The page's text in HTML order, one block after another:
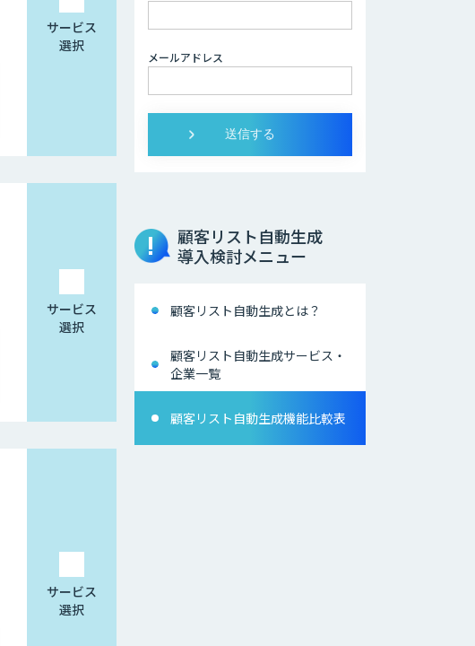
サービス
選択
サービス
選択
サービス
選択
メールアドレス
顧客リスト自動生成
導入検討メニュー
顧客リスト自動生成とは？
顧客リスト自動生成サービス・
企業一覧
顧客リスト自動生成機能比較表